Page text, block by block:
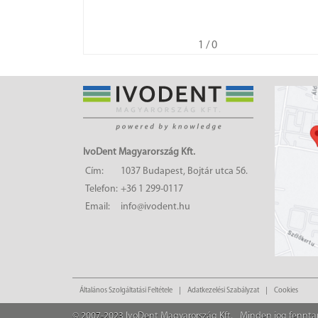
1 / 0
IvoDent Magyarország Kft.
Cím:
1037 Budapest, Bojtár utca 56.
Telefon: +36 1 299-0117
Email:
info@ivodent.hu
Általános Szolgáltatási Feltétele Adatkezelési Szabályzat Cookies